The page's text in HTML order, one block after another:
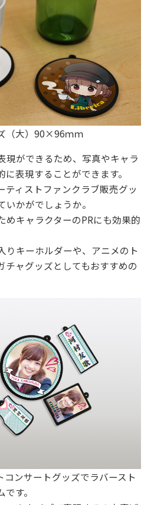
（大）90×96ｍｍ
現ができるため、写真やキャラ
表現することができます。
ティストファンクラブ販売グッ
かがでしょうか。
めキャラクターのPRにも効果的
りキーホルダーや、アニメのト
チャグッズとしてもおすすめの
コンサートグッズでラバースト
す。